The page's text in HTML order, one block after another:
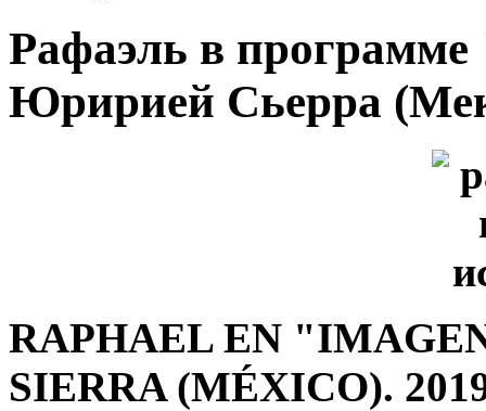
Рафаэль в
Юририей Сьерра
RAPHAEL EN
SIERRA (MÉXICO).